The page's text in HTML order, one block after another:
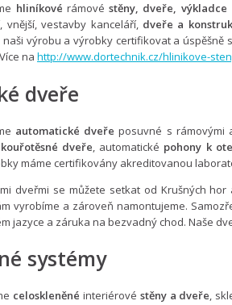
hliníkové rámové stěny, dveře, výkladce
vestavby kanceláří,dveře a
naši výrobu a výrobky certifikovat a úspěšně
Více na http://www.dortechnik.cz/hlinikove-
dveře
automatické dveře posuvné s rámovými
dveře, automatické pohony k
máme certifikovány akreditovanou
dveřmi se můžete setkat od Krušných
vyrobíme a zároveň namontujeme.
jazyce a záruka na bezvadný chod. Naše
systémy
celoskleněné interiérové stěny a dveře,